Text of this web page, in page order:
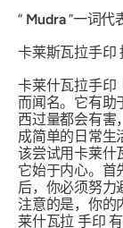
“ Mudra”一词代
卡莱斯瓦拉手印
卡莱什瓦拉手印
而闻名。它有助
西过量都会有害
成简单的日常生
该尝试用卡莱什
它始于内心。首
后，你必须努力
注意的是，你的
莱什瓦拉 手印